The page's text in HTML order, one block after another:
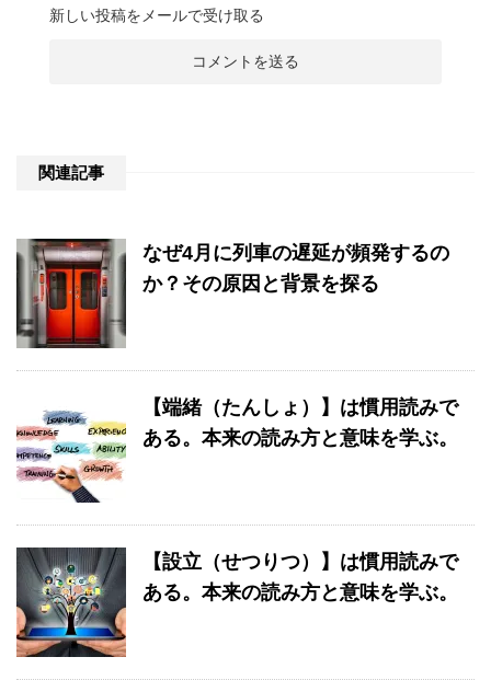
新しい投稿をメールで受け取る
関連記事
なぜ4月に列車の遅延が頻発するの
か？その原因と背景を探る
【端緒（たんしょ）】は慣用読みで
ある。本来の読み方と意味を学ぶ。
【設立（せつりつ）】は慣用読みで
ある。本来の読み方と意味を学ぶ。